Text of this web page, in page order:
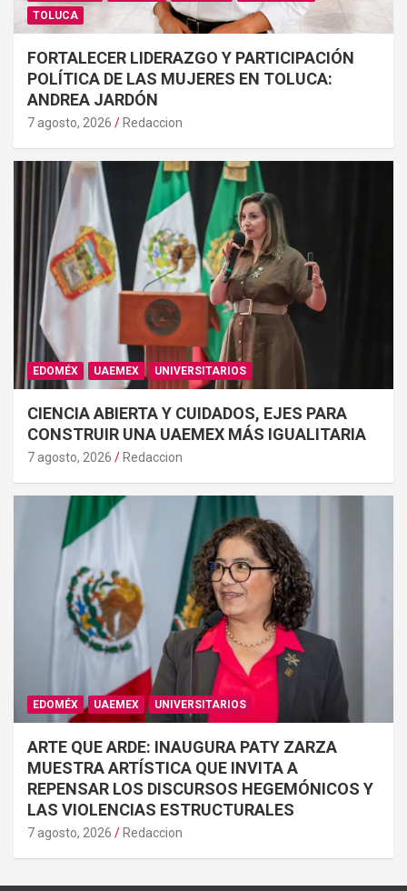
TOLUCA
FORTALECER LIDERAZGO Y PARTICIPACIÓN
POLÍTICA DE LAS MUJERES EN TOLUCA:
ANDREA JARDÓN
7 agosto, 2026 Redaccion
EDOMÉX UAEMEX UNIVERSITARIOS
CIENCIA ABIERTA Y CUIDADOS, EJES PARA
CONSTRUIR UNA UAEMEX MÁS IGUALITARIA
7 agosto, 2026 Redaccion
EDOMÉX UAEMEX UNIVERSITARIOS
ARTE QUE ARDE: INAUGURA PATY ZARZA
MUESTRA ARTÍSTICA QUE INVITA A
REPENSAR LOS DISCURSOS HEGEMÓNICOS Y
LAS VIOLENCIAS ESTRUCTURALES
7 agosto, 2026 Redaccion